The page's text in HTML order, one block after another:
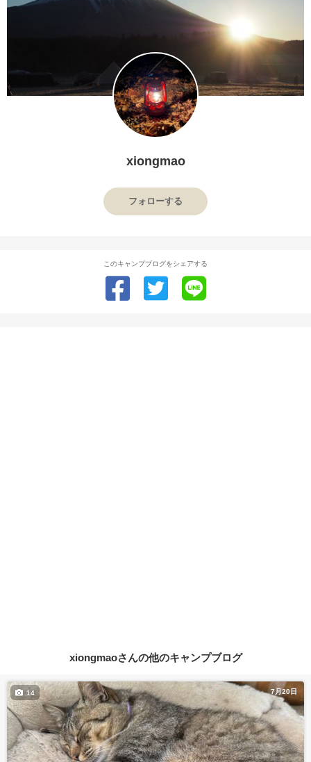
xiongmao
フォローする
このキャンプブログをシェアする
xiongmaoさんの他のキャンプブログ
7月20日
14